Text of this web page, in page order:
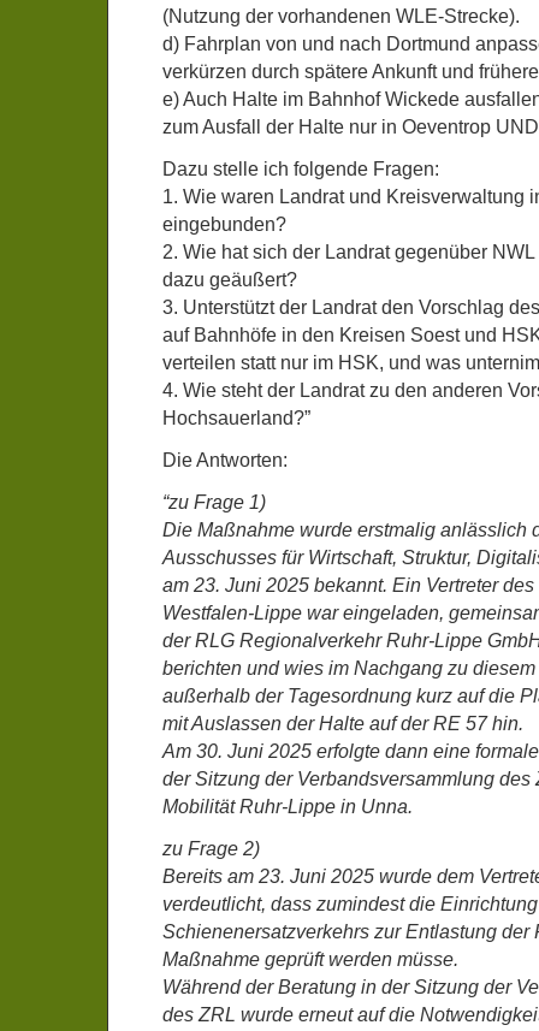
(Nutzung der vorhandenen WLE-Strecke).
d) Fahrplan von und nach Dortmund
verkürzen durch spätere Ankunft und
e) Auch Halte im Bahnhof Wickede
zum Ausfall der Halte nur in Oeventrop
Dazu stelle ich folgende Fragen:
1. Wie waren Landrat und Kreisverwaltung
eingebunden?
2. Wie hat sich der Landrat gegenüber
dazu geäußert?
3. Unterstützt der Landrat den Vorschlag
auf Bahnhöfe in den Kreisen Soest und
verteilen statt nur im HSK, und was
4. Wie steht der Landrat zu den anderen
Hochsauerland?”
Die Antworten:
“zu Frage 1)
Die Maßnahme wurde erstmalig anlässlich
Ausschusses für Wirtschaft, Struktur,
am 23. Juni 2025 bekannt. Ein Vertreter
Westfalen-Lippe war eingeladen,
der RLG Regionalverkehr Ruhr-Lippe
berichten und wies im Nachgang zu
außerhalb der Tagesordnung kurz auf die
mit Auslassen der Halte auf der RE 57 hin.
Am 30. Juni 2025 erfolgte dann eine
der Sitzung der Verbandsversammlung
Mobilität Ruhr-Lippe in Unna.
zu Frage 2)
Bereits am 23. Juni 2025 wurde dem
verdeutlicht, dass zumindest die
Schienenersatzverkehrs zur Entlastung der
Maßnahme geprüft werden müsse.
Während der Beratung in der Sitzung der
des ZRL wurde erneut auf die